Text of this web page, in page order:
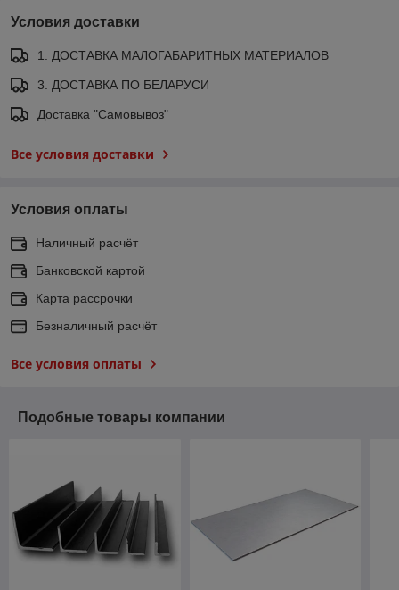
Условия доставки
1. ДОСТАВКА МАЛОГАБАРИТНЫХ МАТЕРИАЛОВ
3. ДОСТАВКА ПО БЕЛАРУСИ
Доставка "Самовывоз"
Все условия доставки
Условия оплаты
Наличный расчёт
Банковской картой
Карта рассрочки
Безналичный расчёт
Все условия оплаты
Подобные товары компании